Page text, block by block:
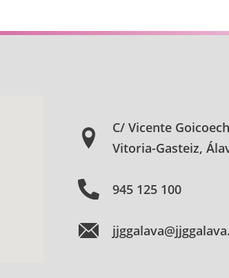
C/ Vicente
Vitoria-Gasteiz,
945 125 100